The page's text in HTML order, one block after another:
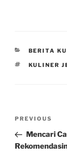
BERITA
TAGS
KULINER
Previous
Post
PREVIOUS
Mencari